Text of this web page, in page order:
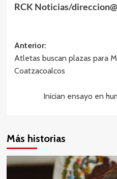
RCK Noticias/
Navegación
de
Anterior:
Atletas buscan plazas para
Coatzacoalcos
Inician ensayo en
Más historias